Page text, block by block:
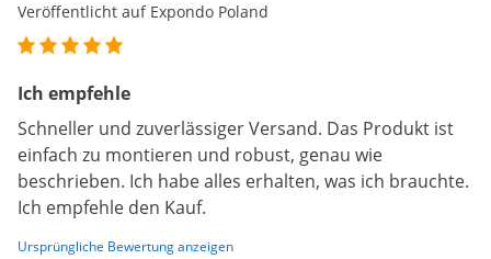
Veröffentlicht auf Expondo Poland
Ich empfehle
Schneller und zuverlässiger Versand. Das Produkt ist
einfach zu montieren und robust, genau wie
beschrieben. Ich habe alles erhalten, was ich brauchte.
Ich empfehle den Kauf.
Ursprüngliche Bewertung anzeigen